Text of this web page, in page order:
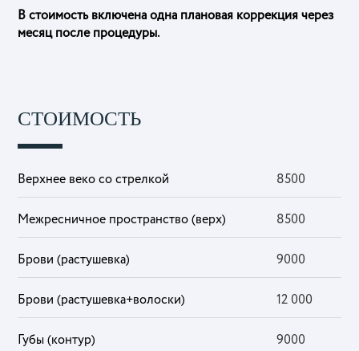
В стоимость включена одна плановая коррекция через
месяц после процедуры.
СТОИМОСТЬ
Верхнее веко со стрелкой 8500
Межресничное пространство (верх) 8500
Брови (растушевка) 9000
Брови (растушевка+волоски) 12 000
Губы (контур) 9000